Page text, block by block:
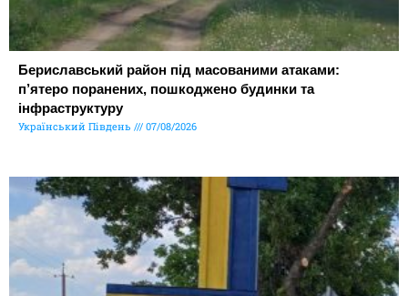
Бериславський район під масованими атаками:
п’ятеро поранених, пошкоджено будинки та
інфраструктуру
Український Південь 07/08/2026